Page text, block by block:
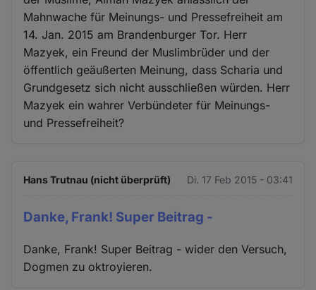
Mahnwache für Meinungs- und Pressefreiheit am
14. Jan. 2015 am Brandenburger Tor. Herr
Mazyek, ein Freund der Muslimbrüder und der
öffentlich geäußerten Meinung, dass Scharia und
Grundgesetz sich nicht ausschließen würden. Herr
Mazyek ein wahrer Verbündeter für Meinungs-
und Pressefreiheit?
Hans Trutnau (nicht überprüft) Di. 17 Feb 2015 - 03:41
Danke, Frank! Super Beitrag -
Danke, Frank! Super Beitrag - wider den Versuch,
Dogmen zu oktroyieren.